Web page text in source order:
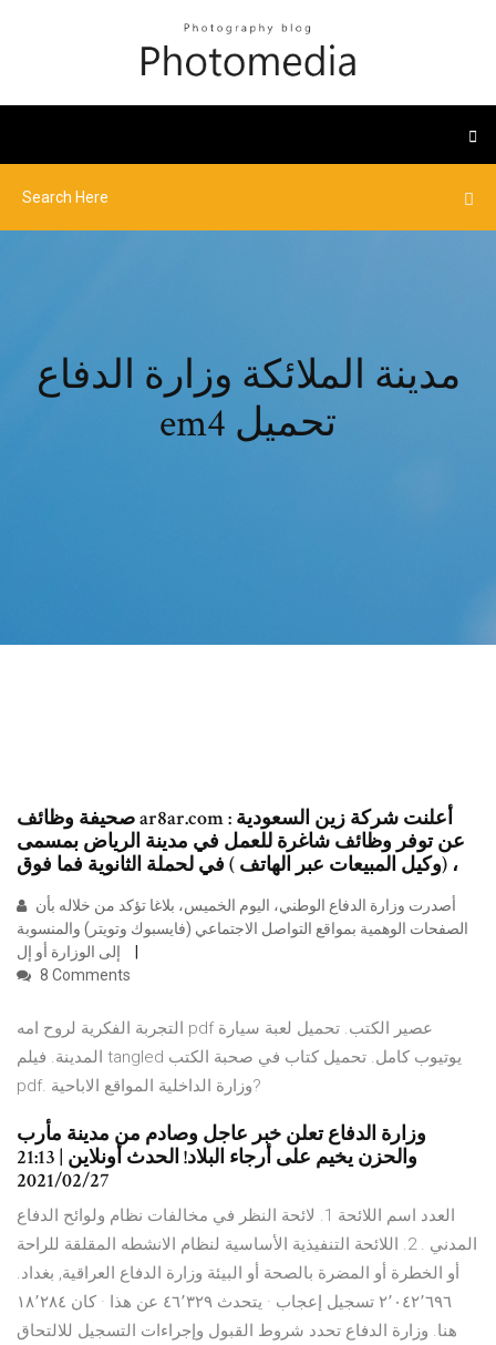
مدينة الملائكة وزارة الدفاع
em4 تحميل
صحيفة وظائف ar8ar.com : أعلنت شركة زين السعودية
عن توفر وظائف شاغرة للعمل في مدينة الرياض بمسمى
(وكيل المبيعات عبر الهاتف ) في لحملة الثانوية فما فوق ،
الصفحات الوهمية بمواقع التواصل الاجتماعي (فايسبوك وتويتر) والمنسوبة
8 Comments
التجربة الفكرية لروح امه pdf عصير الكتب. تحميل لعبة سيارة
المدينة. فيلم tangled يوتيوب كامل. تحميل كتاب في صحبة الكتب
pdf. وزارة الداخلية المواقع الاباحية?
وزارة الدفاع تعلن خبر عاجل وصادم من مدينة مأرب
والحزن يخيم على أرجاء البلاد! الحدث أونلاين | 21:13
2021/02/27
العدد اسم اللائحة 1. لائحة النظر في مخالفات نظام ولوائح الدفاع
المدني . 2. اللائحة التنفيذية الأساسية لنظام الانشطه المقلقة للراحة
أو الخطرة أو المضرة بالصحة أو البيئة ‏وزارة الدفاع العراقية‏, ‏بغداد‏.
هنا‏. وزارة الدفاع تحدد شروط القبول وإجراءات التسجيل للالتحاق